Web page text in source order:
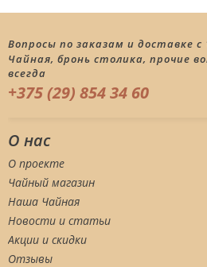
Вопросы по заказам и доставке с
Чайная, бронь столика, прочие
всегда
+375 (29) 854 34 60
О нас
О проекте
Чайный магазин
Наша Чайная
Новости и статьи
Акции и скидки
Отзывы